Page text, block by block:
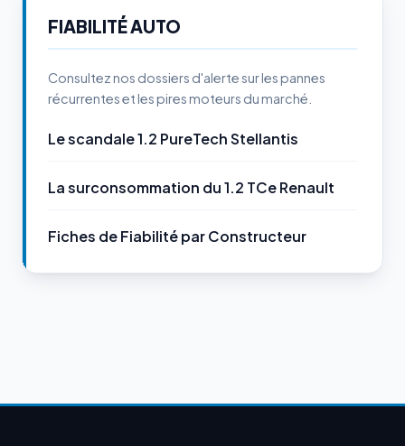
FIABILITÉ AUTO
Consultez nos dossiers d'alerte sur les pannes
récurrentes et les pires moteurs du marché.
Le scandale 1.2 PureTech Stellantis
La surconsommation du 1.2 TCe Renault
Fiches de Fiabilité par Constructeur